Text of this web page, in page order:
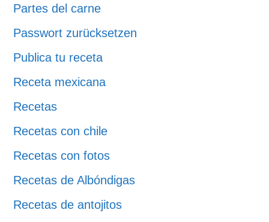
Partes del carne
Passwort zurücksetzen
Publica tu receta
Receta mexicana
Recetas
Recetas con chile
Recetas con fotos
Recetas de Albóndigas
Recetas de antojitos